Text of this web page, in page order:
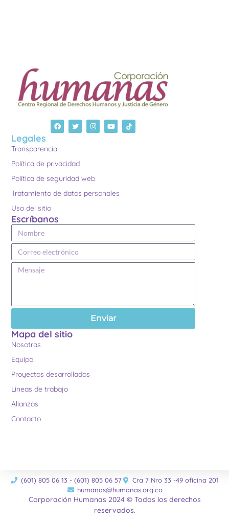
Legales
Transparencia
Política de privacidad
Política de seguridad web
Tratamiento de datos personales
Uso del sitio
Escríbanos
Enviar
Mapa del sitio
Nosotras
Equipo
Proyectos desarrollados
Lineas de trabajo
Alianzas
Contacto
(601) 805 06 13 - (601) 805 06 57
Cra 7 Nro 33 -49 oficina 201
humanas@humanas.org.co
Corporación Humanas 2024 © Todos los derechos
reservados.